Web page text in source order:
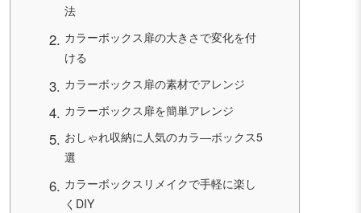
法
カラーボックス扉の大きさで変化を付
ける
カラーボックス扉の素材でアレンジ
カラーボックス扉を簡単アレンジ
おしゃれ収納に人気のカラ―ボックス5
選
カラーボックスリメイクで手軽に楽し
くDIY